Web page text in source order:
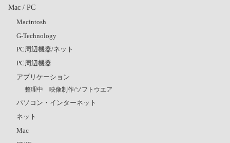
Mac / PC
Macintosh
G-Technology
PC周辺機器/ネット
PC周辺機器
アプリケーション
整理中 映像制作/ソフトウエア
パソコン・インターネット
ネット
Mac